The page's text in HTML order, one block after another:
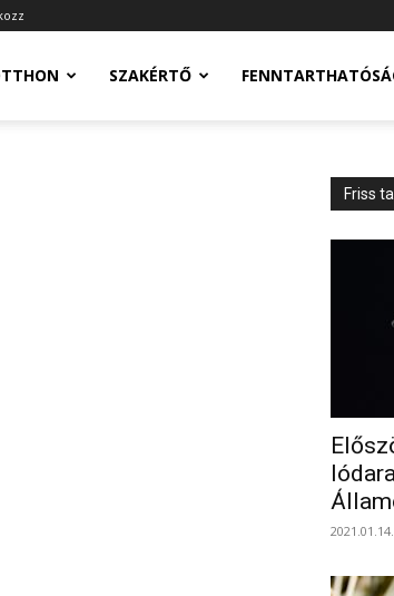
SZAKÉRTŐ
Friss
2021.01.14.